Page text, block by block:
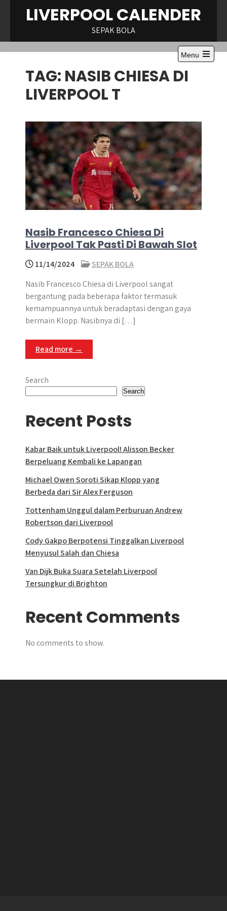
LIVERPOOL CALENDER
SEPAK BOLA
Menu
Open
TAG: NASIB CHIESA DI
LIVERPOOL T
Nasib Francesco Chiesa Di
Liverpool Tak Pasti Di Bawah Slot
11/14/2024
SEPAK BOLA
Nasib Francesco Chiesa di Liverpool sangat
bergantung pada beberapa faktor termasuk
kemampuannya untuk beradaptasi dengan gaya
bermain Klopp. Nasibnya di […]
Read more →
Search
Search
Recent Posts
Kabar Baik untuk Liverpool! Alisson Becker
Berpeluang Kembali ke Lapangan
Michael Owen Soroti Sikap Klopp yang
Berbeda dari Sir Alex Ferguson
Tottenham Unggul dalam Perburuan Andrew
Robertson dari Liverpool
Cody Gakpo Berpotensi Tinggalkan Liverpool
Menyusul Salah dan Chiesa
Van Dijk Buka Suara Setelah Liverpool
Tersungkur di Brighton
Recent Comments
No comments to show.